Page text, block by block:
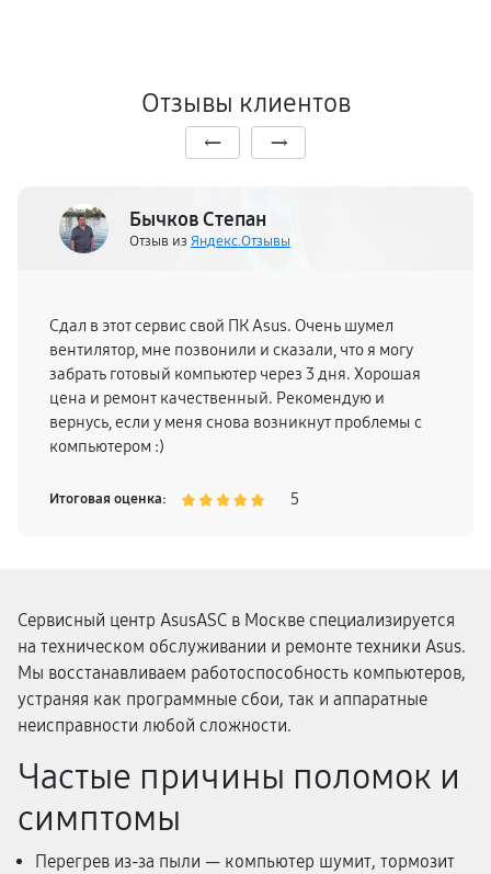
Отзывы клиентов
Бычков Степан
Отзыв из Яндекс.Отзывы
Сдал в этот сервис свой ПК Asus. Очень шумел
вентилятор, мне позвонили и сказали, что я могу
забрать готовый компьютер через 3 дня. Хорошая
цена и ремонт качественный. Рекомендую и
вернусь, если у меня снова возникнут проблемы с
компьютером :)
Итоговая оценка: 5
Сервисный центр AsusASC в Москве специализируется
на техническом обслуживании и ремонте техники Asus.
Мы восстанавливаем работоспособность компьютеров,
устраняя как программные сбои, так и аппаратные
неисправности любой сложности.
Частые причины поломок и
симптомы
Перегрев из-за пыли — компьютер шумит, тормозит